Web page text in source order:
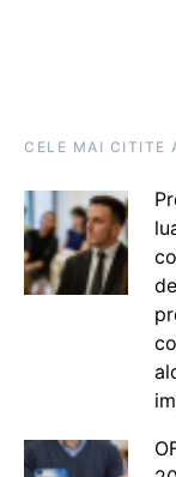
CELE MAI CITITE